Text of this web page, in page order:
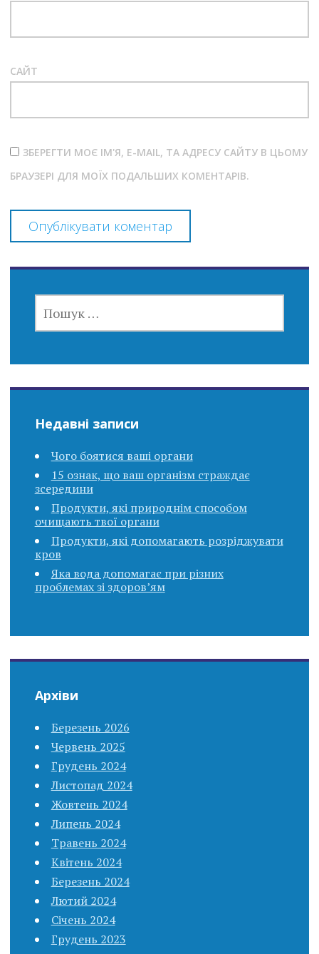
САЙТ
ЗБЕРЕГТИ МОЄ ІМ'Я, E-MAIL, ТА АДРЕСУ САЙТУ В ЦЬОМУ
БРАУЗЕРІ ДЛЯ МОЇХ ПОДАЛЬШИХ КОМЕНТАРІВ.
Недавні записи
Чого боятися ваші органи
15 ознак, що ваш організм страждає
зсередини
Продукти, які природнім способом
очищають твої органи
Продукти, які допомагають розріджувати
кров
Яка вода допомагає при різних
проблемах зі здоров’ям
Архіви
Березень 2026
Червень 2025
Грудень 2024
Листопад 2024
Жовтень 2024
Липень 2024
Травень 2024
Квітень 2024
Березень 2024
Лютий 2024
Січень 2024
Грудень 2023